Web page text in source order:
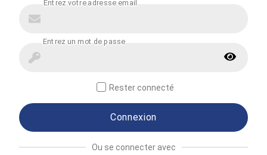
Rester connecté
Connexion
Ou se connecter avec